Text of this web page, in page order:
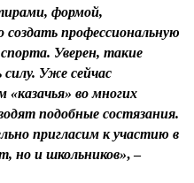
формой,
создать профессиональную
Уверен, такие
Уже сейчас
во многих
подобные состязания.
пригласим к участию в
но и школьников», –